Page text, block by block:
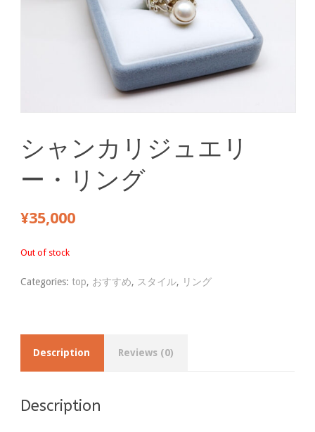
シャンカリジュエリ
ー・リング
¥35,000
Out of stock
Categories: top, おすすめ, スタイル, リング
Description Reviews (0)
Description